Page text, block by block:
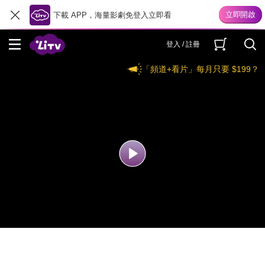
下載 APP，海量影劇免登入立即看
登入 / 註冊
「頻道+看片」每月只要 $199？